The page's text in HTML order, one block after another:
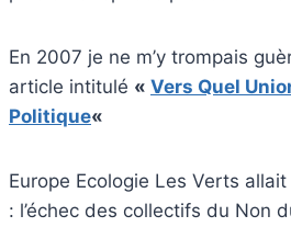
En 2007 je ne m’y trompais
article intitulé « Vers Quel
Politique«
Europe Ecologie Les Verts
: l’échec des collectifs du Non